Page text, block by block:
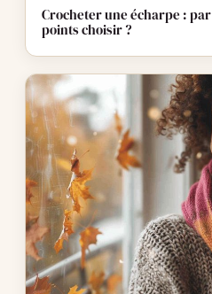
Crocheter une écharpe :
points choisir ?